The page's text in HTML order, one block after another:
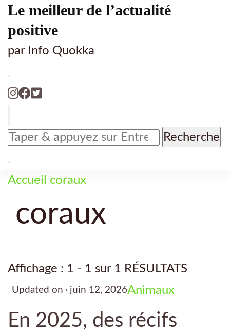
Le meilleur de l’actualité
positive
par Info Quokka
Vous
recherchiez
?
Accueil coraux
coraux
Affichage : 1 - 1 sur 1 RÉSULTATS
Updated on juin 12, 2026Animaux
En 2025, des récifs